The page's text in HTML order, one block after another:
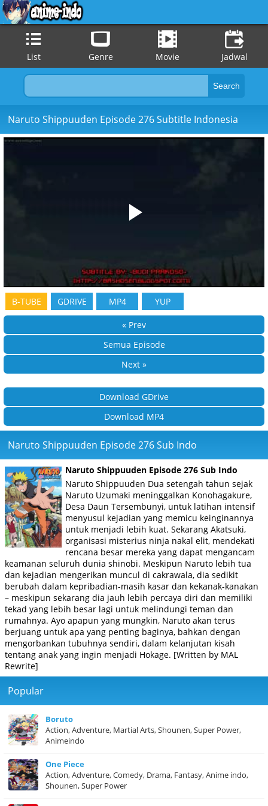
List Genre Movie Jadwal
Naruto Shippuuden Episode 276 Subtitle Indonesia
B-TUBE GDRIVE MP4 YUP
« Prev
Semua Episode
Next »
Download GDrive
Download MP4
Naruto Shippuuden Episode 276 Sub Indo
Naruto Shippuuden Episode 276 Sub Indo
Naruto Shippuuden Dua setengah tahun sejak
Naruto Uzumaki meninggalkan Konohagakure,
Desa Daun Tersembunyi, untuk latihan intensif
menyusul kejadian yang memicu keinginannya
untuk menjadi lebih kuat. Sekarang Akatsuki,
organisasi misterius ninja nakal elit, mendekati
rencana besar mereka yang dapat mengancam
keamanan seluruh dunia shinobi. Meskipun Naruto lebih tua
dan kejadian mengerikan muncul di cakrawala, dia sedikit
berubah dalam kepribadian-masih kasar dan kekanak-kanakan
– meskipun sekarang dia jauh lebih percaya diri dan memiliki
tekad yang lebih besar lagi untuk melindungi teman dan
rumahnya. Ayo apapun yang mungkin, Naruto akan terus
berjuang untuk apa yang penting baginya, bahkan dengan
mengorbankan tubuhnya sendiri, dalam kelanjutan kisah
tentang anak yang ingin menjadi Hokage. [Written by MAL
Rewrite]
Popular
Boruto
Action, Adventure, Martial Arts, Shounen, Super Power,
Animeindo
One Piece
Action, Adventure, Comedy, Drama, Fantasy, Anime indo,
Shounen, Super Power